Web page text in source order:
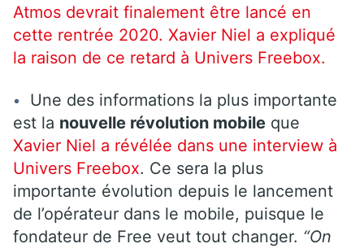
Atmos devrait finalement être lancé en
cette rentrée 2020. Xavier Niel a expliqué
la raison de ce retard à Univers Freebox.
Une des informations la plus importante
est la nouvelle révolution mobile que
Xavier Niel a révélée dans une interview à
Univers Freebox. Ce sera la plus
importante évolution depuis le lancement
de l’opérateur dans le mobile, puisque le
fondateur de Free veut tout changer. “On